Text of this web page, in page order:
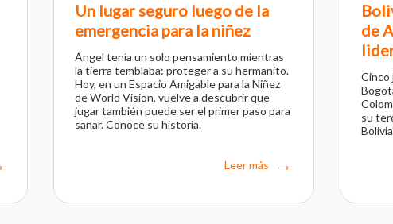
Un lugar seguro luego de la
emergencia para la niñez
Ángel tenía un solo pensamiento mientras
la tierra temblaba: proteger a su hermanito.
Hoy, en un Espacio Amigable para la Niñez
de World Vision, vuelve a descubrir que
jugar también puede ser el primer paso para
sanar. Conoce su historia.
Leer más
de
Cinco
su